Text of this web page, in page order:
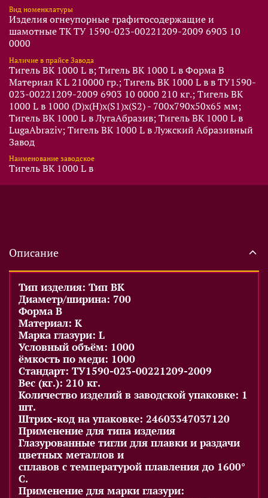
Вид номенклатуры
Изделия огнеупорные графитосодержащие и
шамотные ТК ТУ 1590-023-00221209-2009 6903 10
0000
Наличие в прайсе Завода
Тигель BK 1000 L в; Тигель BK 1000 L в Форма B
Материал K L 210000 гр.; Тигель BK 1000 L в в ТУ1590-
023-00221209-2009 6903 10 0000 210 кг.; Тигель BK
1000 L в 1000 (D)x(Н)x(S1)x(S2) - 700x790x50x65 мм;
Тигель BK 1000 L в ЛугаАбразив; Тигель BK 1000 L в
LugaAbraziv; Тигель BK 1000 L в Лужский Абразивный
Завод
Наименование заводское
Тигель BK 1000 L в
Описание
Тип изделия: Тип BK
Диаметр/ширина: 700
Форма B
Материал: K
Марка глазури: L
Условный объём: 1000
ёмкость по меди: 1000
Стандарт: ТУ1590-023-00221209-2009
Вес (кг.): 210 кг.
Количество изделий в заводской упаковке: 1
шт.
Штрих-код на упаковке: 24603347037120
Применение для типа изделия
Глазурованные тигли для плавки и раздачи
цветных металлов и
сплавов с температурой плавления до 1600°
С.
Применение для марки глазури: